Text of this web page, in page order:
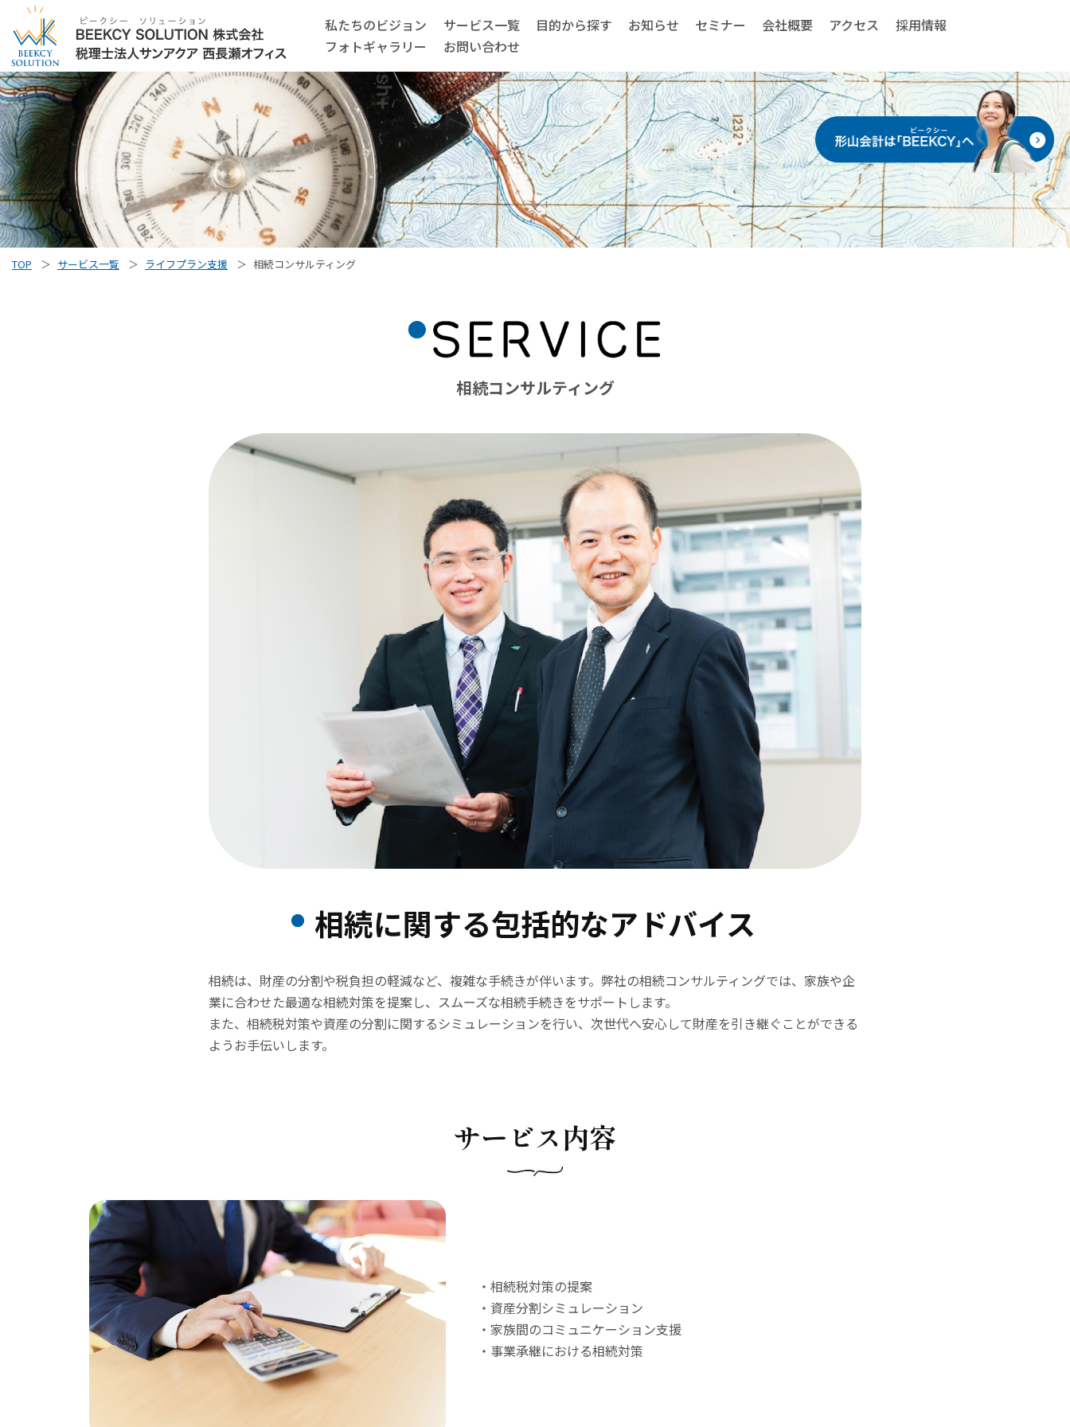
私たちのビジョン サービス一覧 目的から探す お知らせ セミナー 会社概要 アクセス
採用情報
フォトギャラリー
お問い合わせ
TOP サービス一覧 ライフプラン支援 相続コンサルティング
相続コンサルティング
相続に関する包括的なアドバイス
相続は、財産の分割や税負担の軽減など、複雑な手続きが伴います。弊社の相続コンサルティングでは、家族や企
業に合わせた最適な相続対策を提案し、スムーズな相続手続きをサポートします。
また、相続税対策や資産の分割に関するシミュレーションを行い、次世代へ安心して財産を引き継ぐことができる
ようお手伝いします。
サービス内容
・相続税対策の提案
・資産分割シミュレーション
・家族間のコミュニケーション支援
・事業承継における相続対策